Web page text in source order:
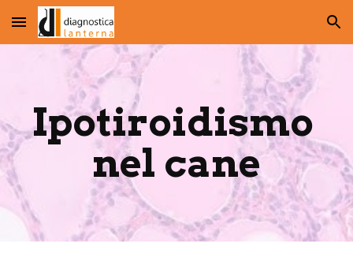
Skip to main content Skip to navigation
Ipotiroidismo
nel cane